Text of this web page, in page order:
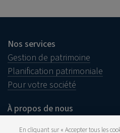
Nos services
Gestion de patrimoine
Planification patrimoniale
Pour votre société
À propos de nous
En cliquant sur « Accepter tous les